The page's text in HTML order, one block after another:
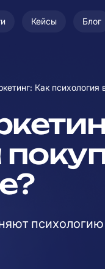
Кейсы Блог
Как психология